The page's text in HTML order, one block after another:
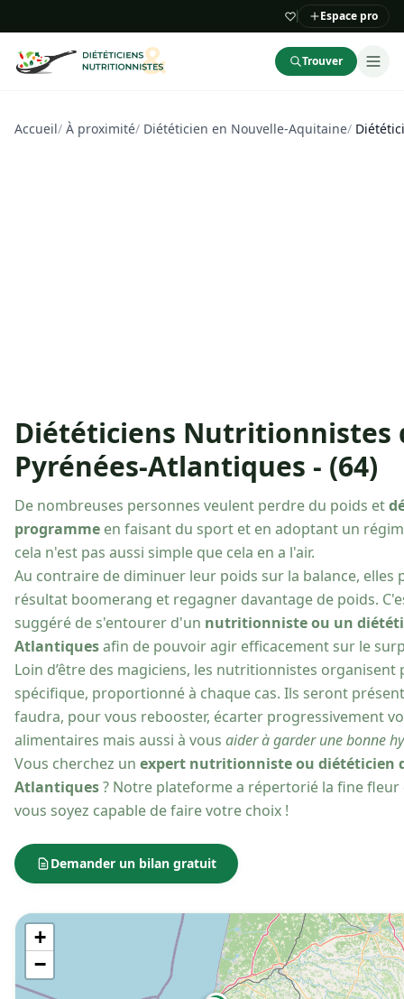
Espace pro
Trouver
Accueil/ À proximité/ Diététicien en Nouvelle-Aquitaine/
Diététiciens Nutritionnistes
Pyrénées-Atlantiques - (64)
De nombreuses personnes veulent perdre du poids et
programme en faisant du sport et en adoptant un
cela n'est pas aussi simple que cela en a l'air.
Au contraire de diminuer leur poids sur la balance, elles
résultat boomerang et regagner davantage de poids.
suggéré de s'entourer d'un nutritionniste ou un
Atlantiquesafin de pouvoir agir efficacement sur le
Loin d’être des magiciens, les nutritionnistes
spécifique, proportionné à chaque cas. Ils seront
faudra, pour vous rebooster, écarter progressivement
alimentaires mais aussi à vous aider à garder une bonne
Vous cherchez un expert nutritionniste ou diététicien
Atlantiques? Notre plateforme a répertorié la fine
vous soyez capable de faire votre choix !
Demander un bilan gratuit
+
−